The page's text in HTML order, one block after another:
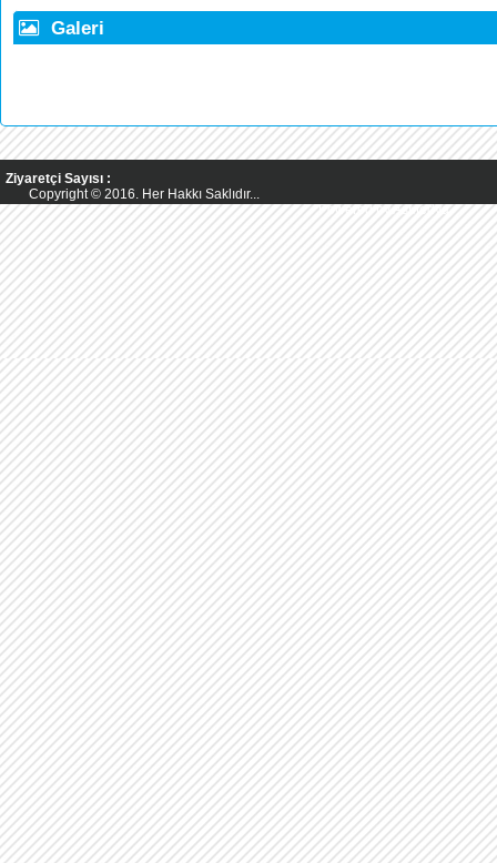
Galeri
Ziyaretçi Sayısı :
Copyright © 2016. Her Hakkı Saklıdır...
Powered by AsMedya